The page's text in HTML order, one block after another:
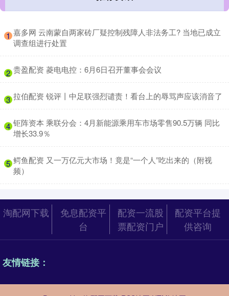
1 ​嘉多网 云南蒙自两家砖厂疑控制残障人非法务工? 当地已成立
调查组进行处置
2 ​贵盈配资 菱电电控：6月6日召开董事会会议
3 ​拉伯配资 锐评丨中足联强烈谴责！看台上的辱骂声应该消音了
4 ​钜阵资本 乘联分会：4月新能源乘用车市场零售90.5万辆 同比
增长33.9％
5 ​鳄鱼配资 又一万亿元大市场！竟是“一个人”吃出来的（附视
频）
淘配网下载
免息配资平
台
配资一流股
票配资门户
配资平台提
供咨询
友情链接：